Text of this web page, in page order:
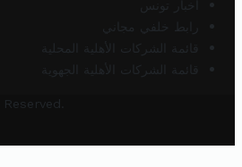
أخبار تونس
رابط خلفي مجاني
قائمة الشركات الأهلية المحلية
قائمة الشركات الأهلية الجهوية